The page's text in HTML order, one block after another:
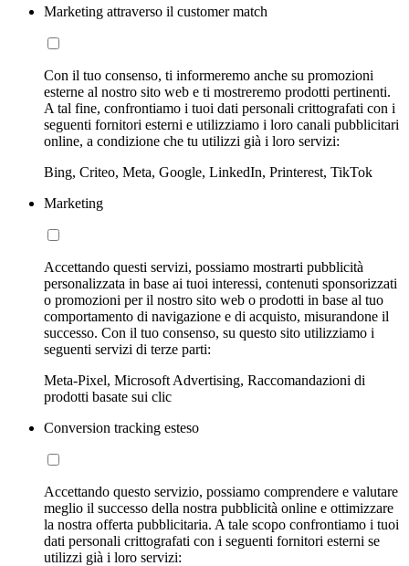
Marketing attraverso il customer match
Con il tuo consenso, ti informeremo anche su promozioni
esterne al nostro sito web e ti mostreremo prodotti pertinenti.
A tal fine, confrontiamo i tuoi dati personali crittografati con i
seguenti fornitori esterni e utilizziamo i loro canali pubblicitari
online, a condizione che tu utilizzi già i loro servizi:
Bing, Criteo, Meta, Google, LinkedIn, Printerest, TikTok
Marketing
Accettando questi servizi, possiamo mostrarti pubblicità
personalizzata in base ai tuoi interessi, contenuti sponsorizzati
o promozioni per il nostro sito web o prodotti in base al tuo
comportamento di navigazione e di acquisto, misurandone il
successo. Con il tuo consenso, su questo sito utilizziamo i
seguenti servizi di terze parti:
Meta-Pixel, Microsoft Advertising, Raccomandazioni di
prodotti basate sui clic
Conversion tracking esteso
Accettando questo servizio, possiamo comprendere e valutare
meglio il successo della nostra pubblicità online e ottimizzare
la nostra offerta pubblicitaria. A tale scopo confrontiamo i tuoi
dati personali crittografati con i seguenti fornitori esterni se
utilizzi già i loro servizi: